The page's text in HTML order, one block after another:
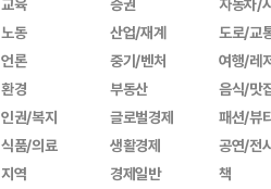
노동
언론
환경
인권/복지
식품/의료
지역
산업/재계
중기/벤처
부동산
글로벌경제
생활경제
경제일반
도로/교
여행/레
음식/맛
패션/뷰
공연/전
책